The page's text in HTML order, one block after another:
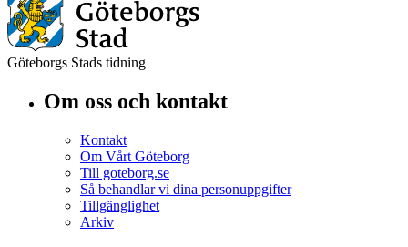
Göteborgs Stads tidning
Om oss och kontakt
Kontakt
Om Vårt Göteborg
Till goteborg.se
Så behandlar vi dina personuppgifter
Tillgänglighet
Arkiv